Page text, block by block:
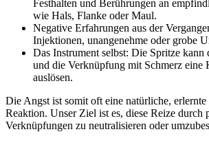
Festhalten und Berührungen an
wie Hals, Flanke oder Maul.
Negative Erfahrungen aus der
Injektionen, unangenehme oder grobe
Das Instrument selbst: Die Spritze kann
und die Verknüpfung mit Schmerz eine
auslösen.
Die Angst ist somit oft eine natürliche, erlernte
Reaktion. Unser Ziel ist es, diese Reize durch
Verknüpfungen zu neutralisieren oder